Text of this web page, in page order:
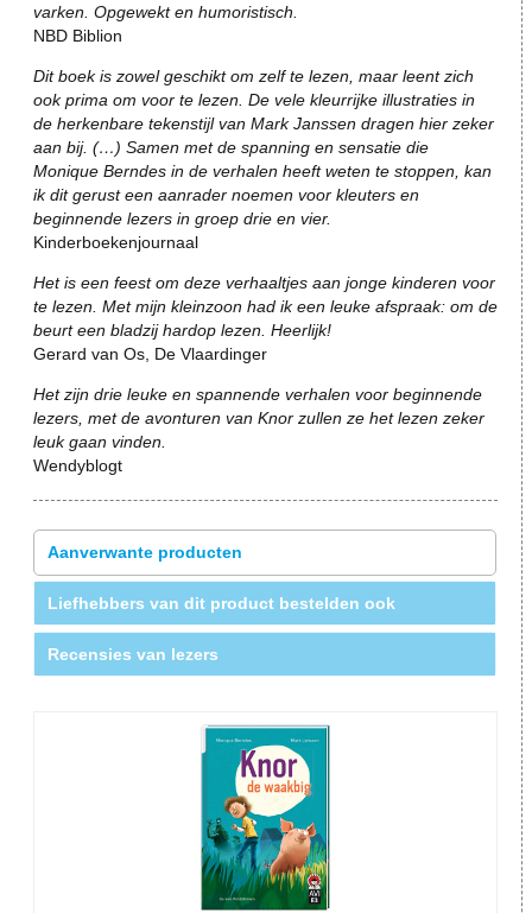
varken. Opgewekt en humoristisch.
NBD Biblion
Dit boek is zowel geschikt om zelf te lezen, maar leent zich
ook prima om voor te lezen. De vele kleurrijke illustraties in
de herkenbare tekenstijl van Mark Janssen dragen hier zeker
aan bij. (…) Samen met de spanning en sensatie die
Monique Berndes in de verhalen heeft weten te stoppen, kan
ik dit gerust een aanrader noemen voor kleuters en
beginnende lezers in groep drie en vier.
Kinderboekenjournaal
Het is een feest om deze verhaaltjes aan jonge kinderen voor
te lezen. Met mijn kleinzoon had ik een leuke afspraak: om de
beurt een bladzij hardop lezen. Heerlijk!
Gerard van Os, De Vlaardinger
Het zijn drie leuke en spannende verhalen voor beginnende
lezers, met de avonturen van Knor zullen ze het lezen zeker
leuk gaan vinden.
Wendyblogt
Aanverwante producten
Liefhebbers van dit product bestelden ook
Recensies van lezers